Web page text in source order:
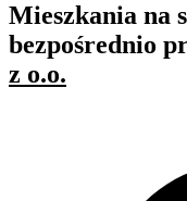
Mieszkania na
bezpośrednio
z o.o.